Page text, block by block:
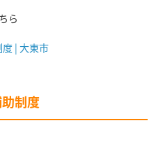
ら
| 大東市
制度